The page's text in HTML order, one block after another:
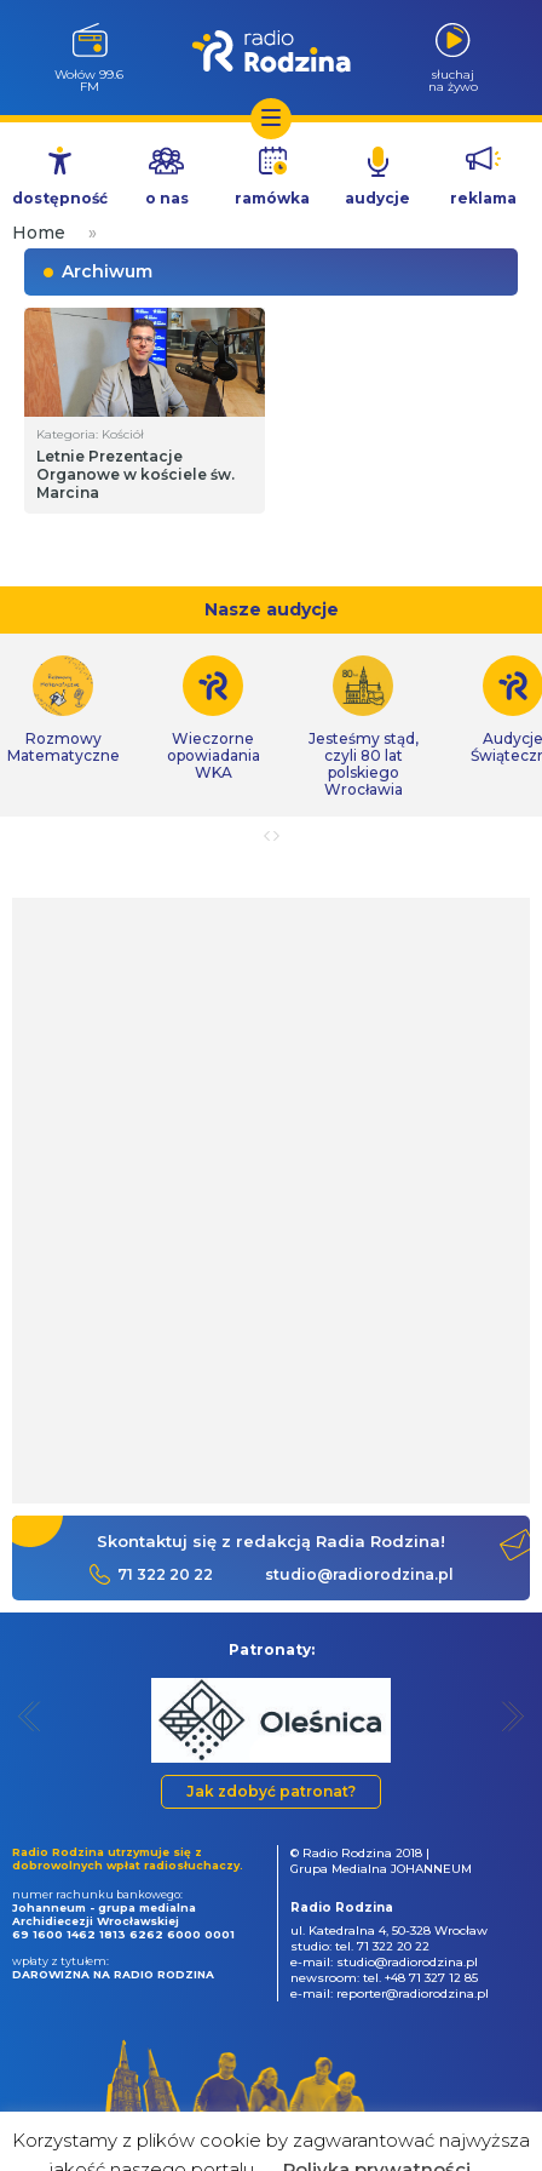
Przejdź
treści
Wołów 99.6
FM
słuchaj
na żywo
dostępność o nas ramówka audycje reklama
Home
»
Archiwum
Kategoria: Kościół
Letnie Prezentacje
Organowe w kościele św.
Marcina
Nasze audycje
Rozmowy
Matematyczne
Wieczorne
opowiadania
WKA
Jesteśmy stąd,
czyli 80 lat
polskiego
Wrocławia
Audycje
Skontaktuj się z redakcją Radia Rodzina!
71 322 20 22 studio@radiorodzina.pl
Patronaty:
Jak zdobyć patronat?
Radio Rodzina utrzymuje się z
dobrowolnych wpłat radiosłuchaczy.
numer rachunku bankowego:
Johanneum - grupa medialna
Archidiecezji Wrocławskiej
69 1600 1462 1813 6262 6000 0001
wpłaty z tytułem:
DAROWIZNA NA RADIO RODZINA
© Radio Rodzina 2018 |
Grupa Medialna JOHANNEUM
Radio Rodzina
ul. Katedralna 4, 50-328 Wrocław
studio: tel. 71 322 20 22
e-mail: studio@radiorodzina.pl
newsroom: tel. +48 71 327 12 85
e-mail: reporter@radiorodzina.pl
Korzystamy z plików cookie by zagwarantować najwyższa